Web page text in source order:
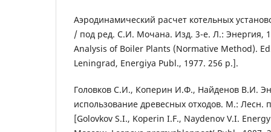
Аэродинамический расчет котельных
/ под ред. С.И. Мочана. Изд. 3-е. Л.: Энергия,
Analysis of Boiler Plants (Normative Method).
Leningrad, Energiya Publ., 1977. 256 p.].
Головков С.И., Коперин И.Ф., Найденов В.И.
использование древесных отходов. М.: Лесн.
[Golovkov S.I., Koperin I.F., Naydenov V.I.